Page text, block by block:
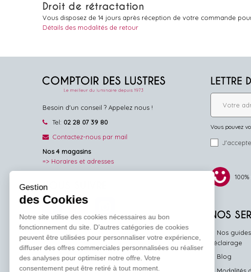
Droit de rétractation
Vous disposez de 14 jours après réception de votre commande
Détails des modalités de retour
Besoin d'un conseil ? Appelez nous !
Tel: 02 28 07 39 80
Contactez-nous par mail
Nos 4 magasins
=> Horaires et adresses
NOUS SUIVRE
Facebook
LETTRE
Vous pouvez
NOS
Nos
l'éclairage
Blog
Gestion
des Cookies
Notre site utilise des cookies nécessaires au bon
fonctionnement du site. D’autres catégories de cookies
peuvent être utilisées pour personnaliser votre expérience,
diffuser des offres commerciales personnalisées ou réaliser
des analyses pour optimiser notre offre. Votre
consentement peut être retiré à tout moment.